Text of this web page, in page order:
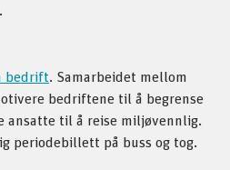
bedrift. Samarbeidet mellom
bedriftene til å begrense
ansatte til å reise miljøvennlig.
periodebillett på buss og tog.